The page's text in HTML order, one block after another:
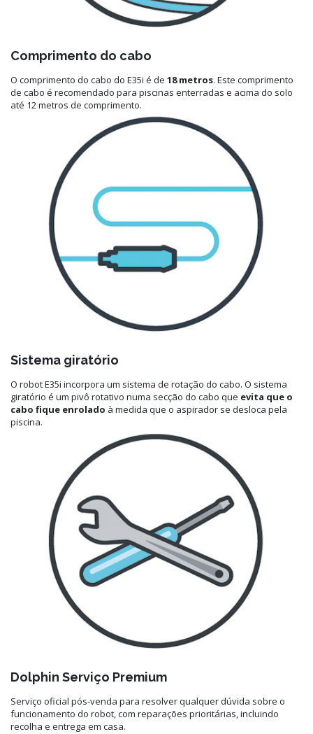
Comprimento do cabo
O comprimento do cabo do E35i é de 18 metros. Este comprimento
de cabo é recomendado para piscinas enterradas e acima do solo
até 12 metros de comprimento.
Sistema giratório
O robot E35i incorpora um sistema de rotação do cabo. O sistema
giratório é um pivô rotativo numa secção do cabo que evita que o
cabo fique enrolado à medida que o aspirador se desloca pela
piscina.
Dolphin Serviço Premium
Serviço oficial pós-venda para resolver qualquer dúvida sobre o
funcionamento do robot, com reparações prioritárias, incluindo
recolha e entrega em casa.